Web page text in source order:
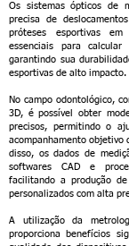
Os sistemas ópticos de
precisa de
próteses esportivas
essenciais para
garantindo sua
esportivas de alto impacto.
No campo odontológico,
3D, é possível obter
precisos, permitindo o
acompanhamento objetivo
disso, os dados de
softwares CAD e
facilitando a produção
personalizados com alta
A utilização da
proporciona benefícios